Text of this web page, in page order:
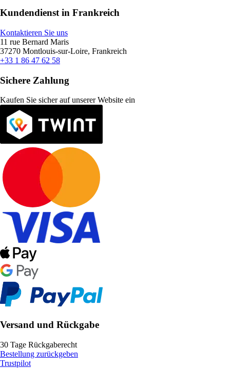
Kundendienst in Frankreich
Kontaktieren Sie uns
11 rue Bernard Maris
37270 Montlouis-sur-Loire, Frankreich
+33 1 86 47 62 58
Sichere Zahlung
Kaufen Sie sicher auf unserer Website ein
Versand und Rückgabe
30 Tage Rückgaberecht
Bestellung zurückgeben
Trustpilot